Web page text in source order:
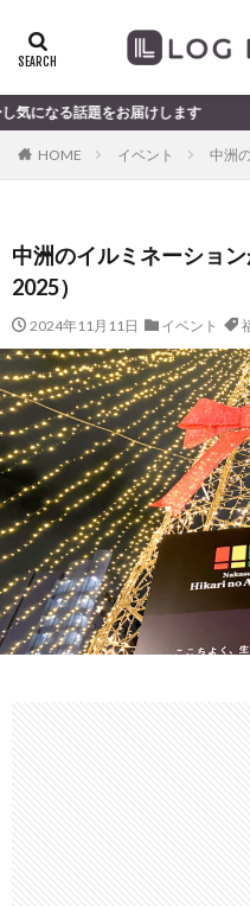
お届けします
HOME イベント 中洲
中洲のイルミネーショ
2025）
2024年11月11日 イベント